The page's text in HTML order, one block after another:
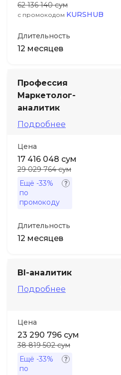
62 136 140 сум
с промокодом KURSHUB
Длительность
12 месяцев
Профессия
Маркетолог-
аналитик
Подробнее
Цена
17 416 048 сум
29 029 764 сум
Ещё -33%
по
промокоду
Длительность
12 месяцев
BI-аналитик
Подробнее
Цена
23 290 796 сум
38 819 502 сум
Ещё -33%
по